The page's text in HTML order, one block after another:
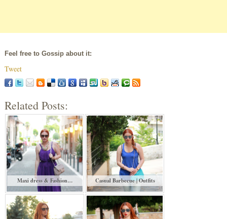
Feel free to Gossip about it:
Tweet
Related Posts:
Maxi dress & Fashion… Casual Barbecue | Outfits